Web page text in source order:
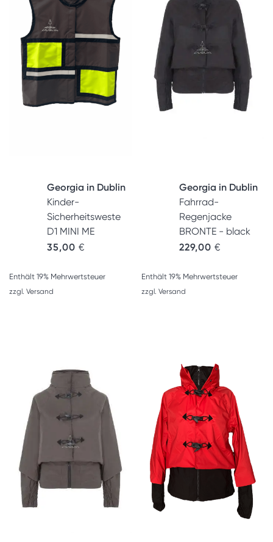
Georgia in Dublin
Kinder-
Sicherheitsweste
D1 MINI ME
35,00 €
Enthält 19% Mehrwertsteuer
zzgl. Versand
Georgia in Dublin
Fahrrad-
Regenjacke
BRONTE - black
229,00 €
Enthält 19% Mehrwertsteuer
zzgl. Versand